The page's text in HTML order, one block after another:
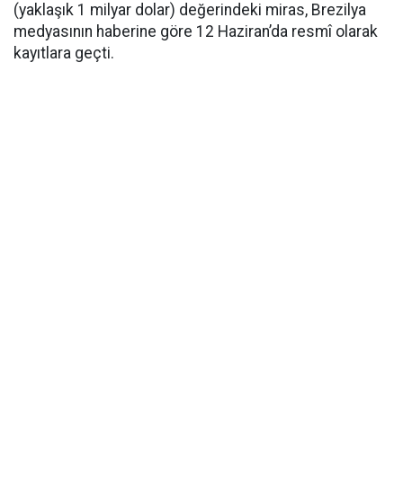
(yaklaşık 1 milyar dolar) değerindeki miras, Brezilya
medyasının haberine göre 12 Haziran’da resmî olarak
kayıtlara geçti.